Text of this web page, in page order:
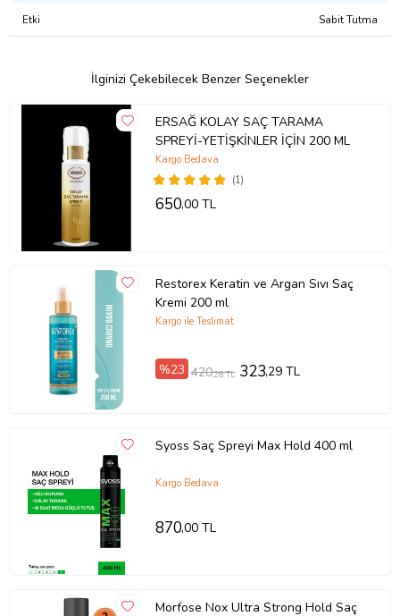
Etki Sabit Tutma
İlginizi Çekebilecek Benzer Seçenekler
ERSAĞ KOLAY SAÇ TARAMA
SPREYİ-YETİŞKİNLER İÇİN 200 ML
(1)
Kargo Bedava
650,00 TL
Restorex Keratin ve Argan Sıvı Saç
Kremi 200 ml
Kargo ile Teslimat
%23 420,28 TL 323,29 TL
Syoss Saç Spreyi Max Hold 400 ml
Kargo Bedava
870,00 TL
Morfose Nox Ultra Strong Hold Saç